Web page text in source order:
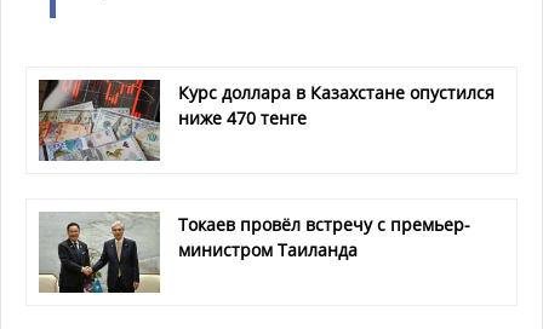
Курс доллара в Казахстане опустился
ниже 470 тенге
Токаев провёл встречу с премьер-
министром Таиланда